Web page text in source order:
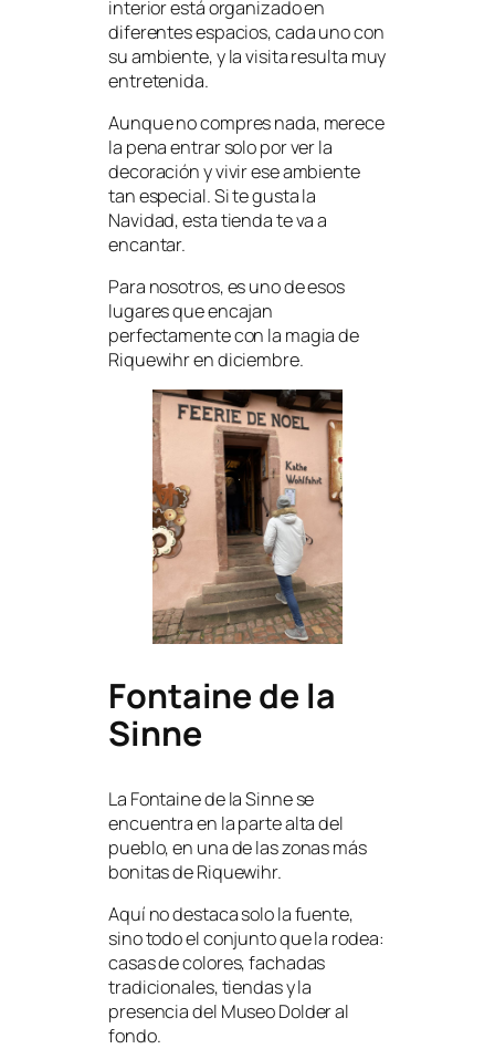
interior está organizado en
diferentes espacios, cada uno con
su ambiente, y la visita resulta muy
entretenida.
Aunque no compres nada, merece
la pena entrar solo por ver la
decoración y vivir ese ambiente
tan especial. Si te gusta la
Navidad, esta tienda te va a
encantar.
Para nosotros, es uno de esos
lugares que encajan
perfectamente con la magia de
Riquewihr en diciembre.
Fontaine de la
Sinne
La Fontaine de la Sinne se
encuentra en la parte alta del
pueblo, en una de las zonas más
bonitas de Riquewihr.
Aquí no destaca solo la fuente,
sino todo el conjunto que la rodea:
casas de colores, fachadas
tradicionales, tiendas y la
presencia del Museo Dolder al
fondo.